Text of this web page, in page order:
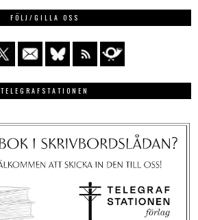
FÖLJ/GILLA OSS
TELEGRAFSTATIONEN